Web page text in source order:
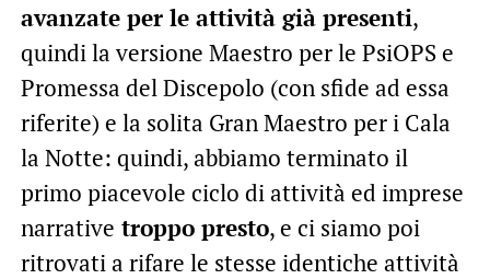
avanzate per le attività già presenti,
quindi la versione Maestro per le PsiOPS e
Promessa del Discepolo (con sfide ad essa
riferite) e la solita Gran Maestro per i Cala
la Notte: quindi, abbiamo terminato il
primo piacevole ciclo di attività ed imprese
narrative troppo presto, e ci siamo poi
ritrovati a rifare le stesse identiche attività